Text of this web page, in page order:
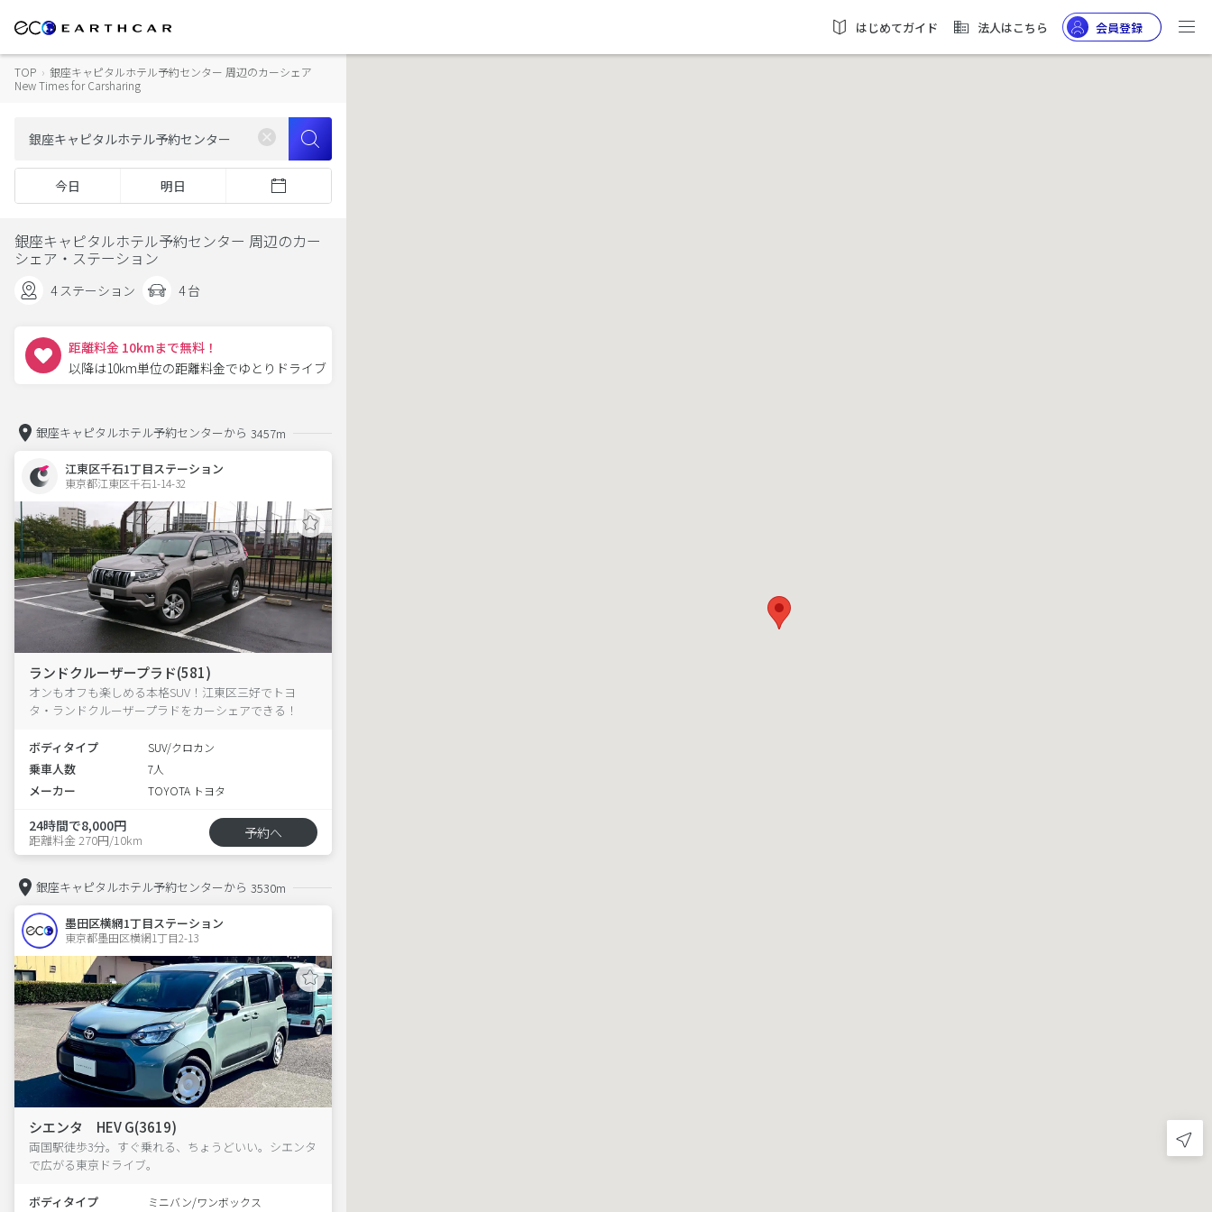
はじめてガイド 法人はこちら 会員登録
TOP › 銀座キャピタルホテル予約センター 周辺のカーシェア
New Times for Carsharing
今日 明日
銀座キャピタルホテル予約センター 周辺のカー
シェア・ステーション
4 ステーション 4 台
距離料金 10kmまで無料！
以降は10km単位の距離料金でゆとりドライブ
銀座キャピタルホテル予約センターから 3457m
江東区千石1丁目ステーション
東京都江東区千石1-14-32
ランドクルーザープラド(581)
オンもオフも楽しめる本格SUV！江東区三好でトヨ
タ・ランドクルーザープラドをカーシェアできる！
ボディタイプ SUV/クロカン
乗車人数 7人
メーカー TOYOTA トヨタ
24時間で8,000円
距離料金 270円/10km 予約へ
銀座キャピタルホテル予約センターから 3530m
墨田区横網1丁目ステーション
東京都墨田区横網1丁目2-13
シエンタ HEV G(3619)
両国駅徒歩3分。すぐ乗れる、ちょうどいい。シエンタ
で広がる東京ドライブ。
ボディタイプ ミニバン/ワンボックス